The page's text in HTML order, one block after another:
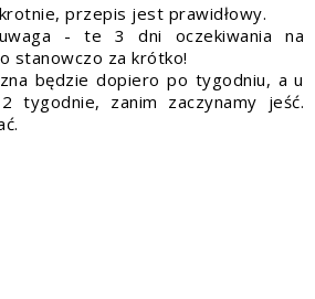
przepis jest prawidłowy.
- te 3 dni oczekiwania na
stanowczo za krótko!
będzie dopiero po tygodniu, a u
tygodnie, zanim zaczynamy jeść.